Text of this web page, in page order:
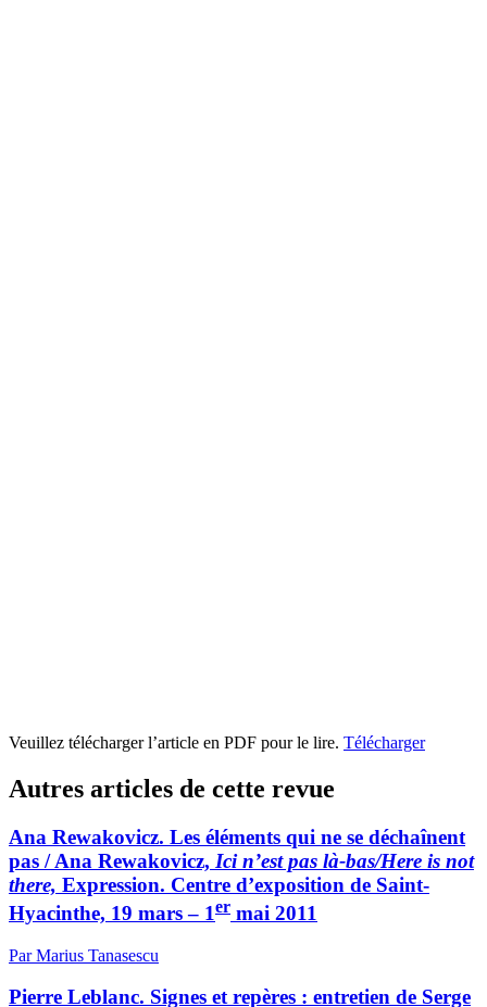
Veuillez télécharger l’article en PDF pour le lire. Télécharger
Autres articles de cette revue
Ana Rewakovicz. Les éléments qui ne se déchaînent
pas / Ana Rewakovicz, Ici n’est pas là-bas/Here is not
there, Expression. Centre d’exposition de Saint-
Hyacinthe, 19 mars – 1er mai 2011
Par Marius Tanasescu
Pierre Leblanc. Signes et repères : entretien de Serge